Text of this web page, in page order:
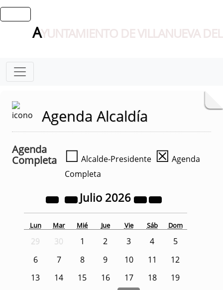
AYUNTAMIENTO DE VILLANUEVA
Agenda Alcaldía
Agenda
Completa
☐ Alcalde-Presidente ☒ Agenda
Completa
Julio 2026
Lun Mar Mié Jue Vie Sáb Dom
29 30 1 2 3 4
5
6
7 8 9 10 11
12
13
14 15 16 17 18
19